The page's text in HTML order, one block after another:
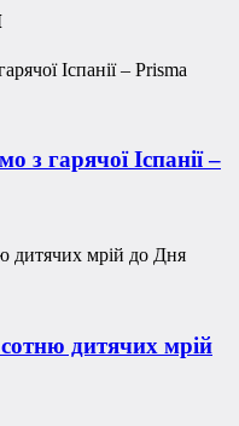
з гарячої Іспанії –
дитячих мрій